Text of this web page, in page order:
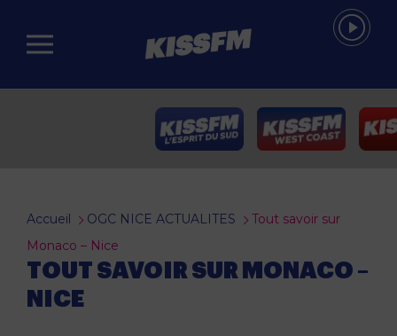
Passer au contenu principal
Accueil OGC NICE ACTUALITES
Tout savoir sur
Monaco – Nice
TOUT SAVOIR SUR MONACO –
NICE